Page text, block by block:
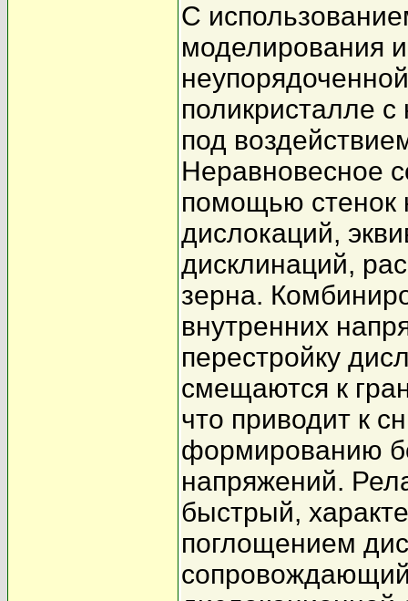
С
моделирования
поликристалле
под
Неравновесное
помощью стенок
дислокаций,
дисклинаций,
зерна.
внутренних
перестройку
смещаются к
что приводит к
формированию
напряжений.
быстрый,
поглощением